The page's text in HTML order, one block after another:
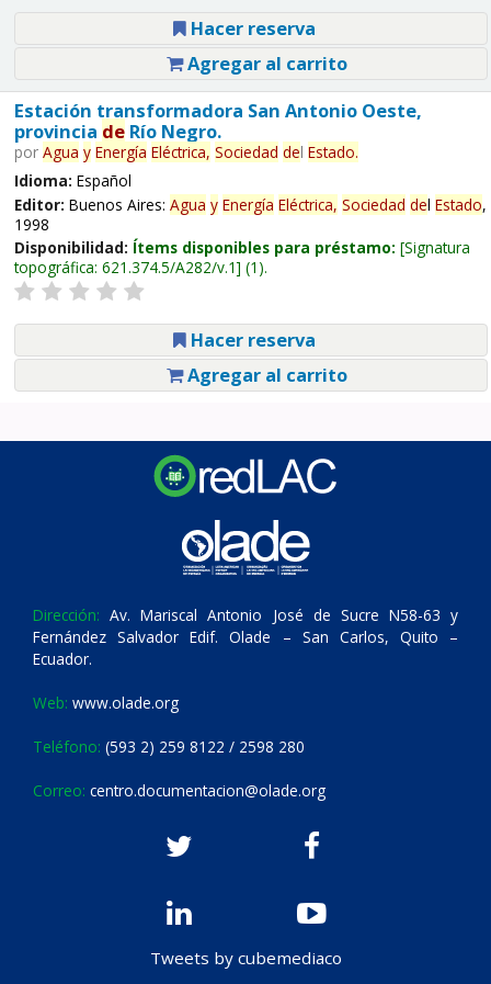
Hacer reserva
Agregar al carrito
Estación transformadora San Antonio Oeste,
provincia deRío Negro.
por Agua y Energía Eléctrica, Sociedad del Estado.
Idioma: Español
Editor: Buenos Aires: Agua y Energía Eléctrica, Sociedad del Estado,
1998
Disponibilidad: Ítems disponibles para préstamo: Signatura
topográfica: 621.374.5/A282/v.1 (1).
Hacer reserva
Agregar al carrito
Dirección: Av. Mariscal Antonio José de Sucre N58-63 y
Fernández Salvador Edif. Olade – San Carlos, Quito –
Ecuador.
Web: www.olade.org
Teléfono: (593 2) 259 8122 / 2598 280
Correo: centro.documentacion@olade.org
Tweets by cubemediaco